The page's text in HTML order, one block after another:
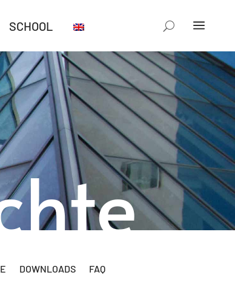
SCHOOL
DOWNLOADS FAQ